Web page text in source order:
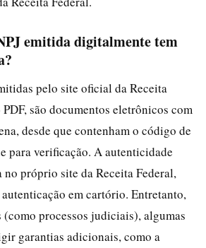
emitida digitalmente tem
pelo site oficial da Receita
são documentos eletrônicos com
desde que contenham o código de
para verificação. A autenticidade
no próprio site da Receita Federal,
autenticação em cartório. Entretanto,
(como processos judiciais), algumas
garantias adicionais, como a